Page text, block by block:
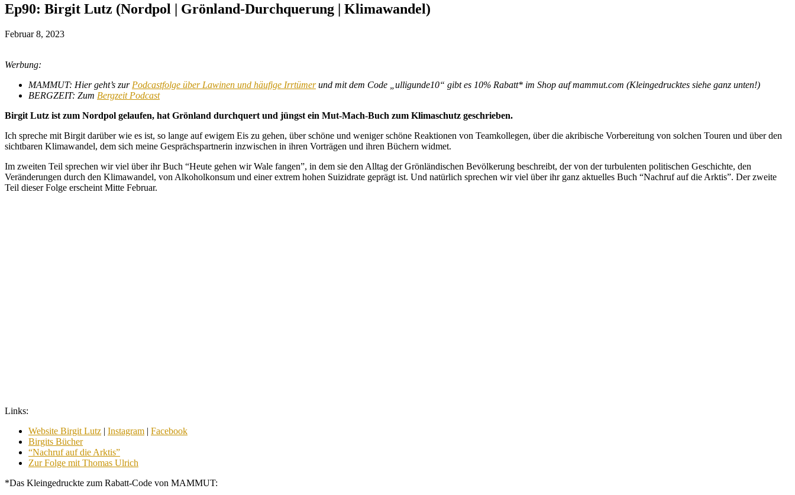
Ep90: Birgit Lutz (Nordpol | Grönland-Durchquerung | Klimawandel)
Februar 8, 2023
Werbung:
MAMMUT: Hier geht’s zur Podcastfolge über Lawinen und häufige Irrtümerund mit dem Code „ulligunde10“ gibt es 10% Rabatt* im Shop auf mammut.com (Kleingedrucktes siehe ganz unten!)
BERGZEIT: Zum Bergzeit Podcast
Birgit Lutz ist zum Nordpol gelaufen, hat Grönland durchquert und jüngst ein Mut-Mach-Buch zum Klimaschutz geschrieben.
Ich spreche mit Birgit darüber wie es ist, so lange auf ewigem Eis zu gehen, über schöne und weniger schöne Reaktionen von Teamkollegen, über die akribische Vorbereitung von solchen Touren und über den
sichtbaren Klimawandel, dem sich meine Gesprächspartnerin inzwischen in ihren Vorträgen und ihren Büchern widmet.
Im zweiten Teil sprechen wir viel über ihr Buch “Heute gehen wir Wale fangen”, in dem sie den Alltag der Grönländischen Bevölkerung beschreibt, der von der turbulenten politischen Geschichte, den
Veränderungen durch den Klimawandel, von Alkoholkonsum und einer extrem hohen Suizidrate geprägt ist. Und natürlich sprechen wir viel über ihr ganz aktuelles Buch “Nachruf auf die Arktis”. Der zweite
Teil dieser Folge erscheint Mitte Februar.
Links:
Website Birgit Lutz | Instagram | Facebook
Birgits Bücher
“Nachruf auf die Arktis”
Zur Folge mit Thomas Ulrich
*Das Kleingedruckte zum Rabatt-Code von MAMMUT: